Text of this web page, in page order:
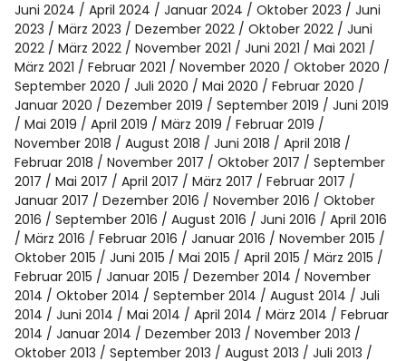
TwitterRSSInstagramFacebookpinterest
flickr500px
Spotify
Juni 2024 April 2024 Januar 2024 Oktober 2023
Juni
2023
März 2023 Dezember 2022 Oktober 2022
Juni
2022
März 2022 November 2021 Juni 2021
Mai 2021
März 2021
Februar 2021 November 2020
Oktober 2020
September 2020
Juli 2020 Mai 2020
Februar 2020
Januar 2020
Dezember 2019 September 2019
Juni 2019
Mai 2019
April 2019 März 2019
Februar 2019
November 2018
August 2018 Juni 2018
April 2018
Februar 2018
November 2017 Oktober 2017
September
2017
Mai 2017 April 2017 März 2017
Februar 2017
Januar 2017
Dezember 2016 November 2016
Oktober
2016
September 2016 August 2016 Juni 2016
April 2016
März 2016
Februar 2016 Januar 2016
November 2015
Oktober 2015
Juni 2015 Mai 2015 April 2015
März 2015
Februar 2015
Januar 2015 Dezember 2014
November
2014
Oktober 2014 September 2014 August 2014
Juli
2014
Juni 2014 Mai 2014 April 2014 März 2014
Februar
2014
Januar 2014 Dezember 2013
November 2013
Oktober 2013
September 2013 August 2013
Juli 2013